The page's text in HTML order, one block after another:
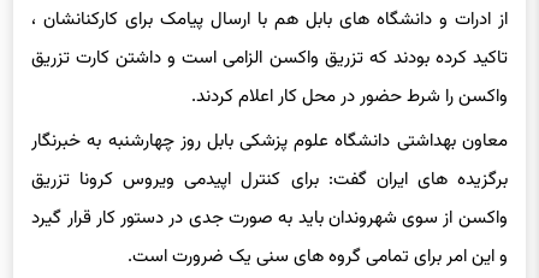
تاکید کرده بودند که تزریق واکسن الزامی است و داشتن کارت تزریق
واکسن را شرط حضور در محل کار اعلام کردند.
معاون بهداشتی دانشگاه علوم پزشکی بابل روز چهارشنبه به خبرنگار
برگزیده های ایران گفت: برای کنترل اپیدمی ویروس کرونا تزریق
واکسن از سوی شهروندان باید به صورت جدی در دستور کار قرار گیرد
و این امر برای تمامی گروه های سنی یک ضرورت است.